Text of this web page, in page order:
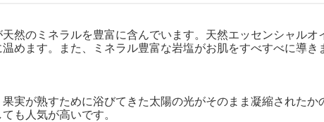
然のミネラルを豊富に含んでいます。天然エッセンシャルオ
めます。また、ミネラル豊富な岩塩がお肌をすべすべに導き
実が熟すために浴びてきた太陽の光がそのまま凝縮されたか
も人気が高いです。